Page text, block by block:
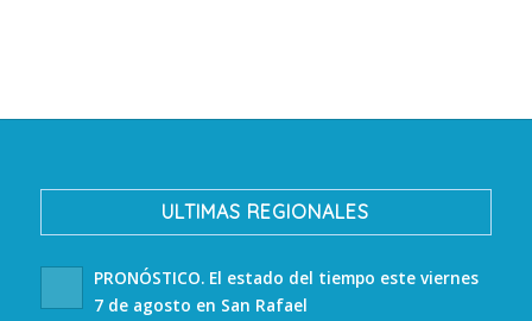
ULTIMAS REGIONALES
PRONÓSTICO. El estado del tiempo este viernes
7 de agosto en San Rafael